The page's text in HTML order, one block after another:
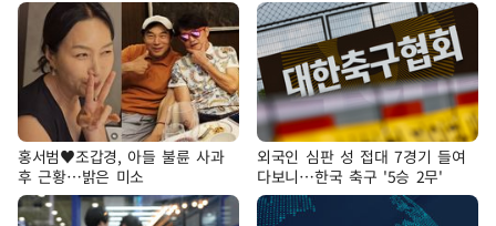
홍서범♥조갑경, 아들 불륜 사과
후 근황…밝은 미소
외국인 심판 성 접대 7경기 들여
다보니…한국 축구 '5승 2무'